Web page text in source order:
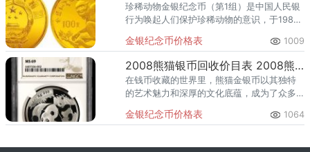
珍稀动物金银纪念币（第1组）是中国人民银
行为唤起人们保护珍稀动物的意识，于1988
枚，其中金质纪念币共1枚，银质纪念币共2
枚，均为中华人民共
金银纪念币价格表 1009
2008熊猫银币回收价目表 2008熊猫银币收藏价值
在钱币收藏的世界里，熊猫金银币以其独特
的艺术魅力和深厚的文化底蕴，成为了众多
不仅代表了那一年的时光印记，更是中国贵
金银纪念币价格表 1064